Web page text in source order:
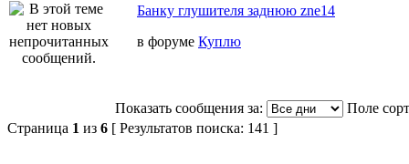
Банку глушителя заднюю zne14
в форуме Куплю
Показать сообщения за:
Поле
Страница 1 из 6 [ Результатов поиска: 141 ]